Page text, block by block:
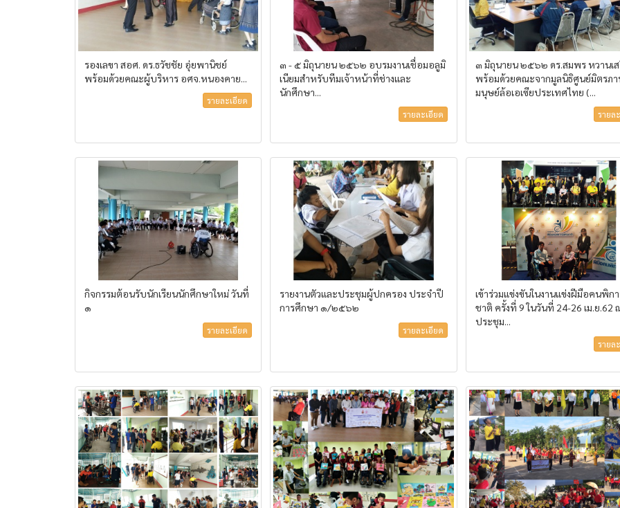
รองเลขา สอศ. ดร.ธวัชชัย อุ่ยพานิชย์
พร้อมด้วยคณะผู้บริหาร อศจ.หนองคาย...
รายละเอียด
๓ - ๕ มิถุนายน ๒๕๖๒ อบรมงานเชื่อมอลูมิ
เนียมสำหรับทีมเจ้าหน้าที่ช่างและ
นักศึกษา...
รายละเอียด
๓ มิถุนายน ๒๕๖๒ ดร.สมพร หวานเส
พร้อมด้วยคณะจากมูลนิธิศูนย์มิตรภ
มนุษย์ล้อเอเซียประเทศไทย (...
รายล
กิจกรรมต้อนรับนักเรียนนักศึกษาใหม่ วันที่
๑
รายละเอียด
รายงานตัวและประชุมผู้ปกครอง ประจำปี
การศึกษา ๑/๒๕๖๒
รายละเอียด
เข้าร่วมแข่งขันในงานแข่งฝีมือคนพิก
ชาติ ครั้งที่ 9 ในวันที่ 24-26 เม.ย.62
ประชุม...
รายล